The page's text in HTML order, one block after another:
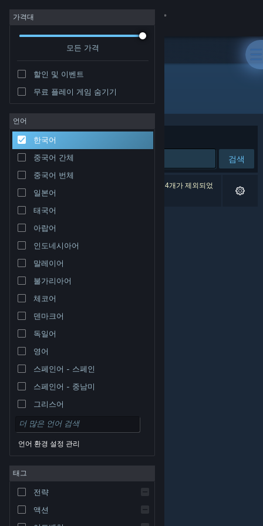
로그인
커뮤니티
정보
지원
언어 변경
Steam 모바일 앱 다운로드
PC 웹사이트 보기
© Valve Corporation. 모든 권리 보유. 모든 상표는 미국
및 기타 국가에서 각각 해당 소유자의 재산입니다.
환불| 쿠키
가격대
모든 가격
할인 및 이벤트
무료 플레이 게임 숨기기
언어
한국어
중국어 간체
중국어 번체
일본어
태국어
아랍어
인도네시아어
말레이어
불가리아어
체코어
덴마크어
독일어
영어
스페인어 - 스페인
스페인어 - 중남미
그리스어
언어 환경 설정 관리
태그
전략
액션
개발자: Guillaume Opoix
정렬 기준 연관성
검색
검색 결과가 0개 있습니다. 환경 설정에 따라 게임 4개가 제외되었
습니다.